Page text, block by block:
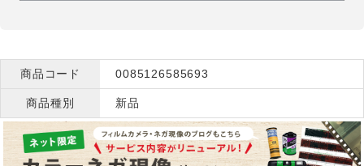
商品コード 0085126585693
商品種別 新品